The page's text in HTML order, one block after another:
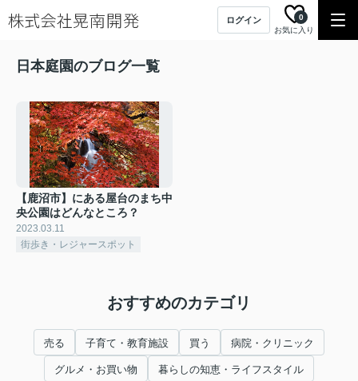
ログイン
お気に入り
0
日本庭園のブログ一覧
【鹿沼市】にある屋台のまち中
央公園はどんなところ？
2023.03.11
街歩き・レジャースポット
おすすめのカテゴリ
売る 子育て・教育施設 買う 病院・クリニック
グルメ・お買い物 暮らしの知恵・ライフスタイル